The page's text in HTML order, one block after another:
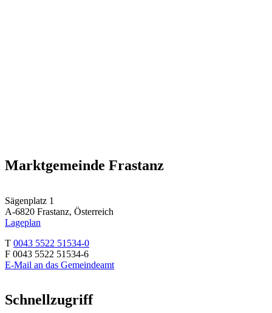
Marktgemeinde Frastanz
Sägenplatz 1
A-6820 Frastanz, Österreich
Lageplan
T 0043 5522 51534-0
F 0043 5522 51534-6
E-Mail an das Gemeindeamt
Schnellzugriff